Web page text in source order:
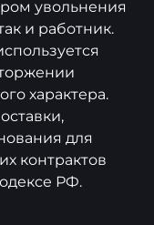
увольнения
и работник.
характера.
для
контрактов
РФ.